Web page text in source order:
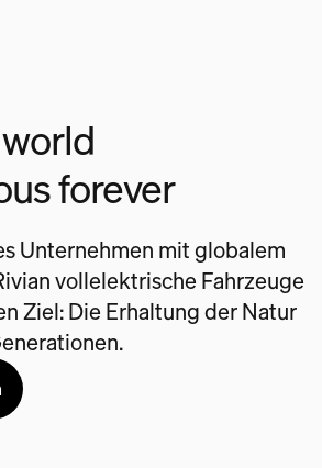
forever
Unternehmen mit globalem
vollelektrische Fahrzeuge
Ziel: Die Erhaltung der Natur